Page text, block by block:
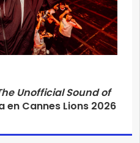
Unofficial Sound of
en Cannes Lions 2026